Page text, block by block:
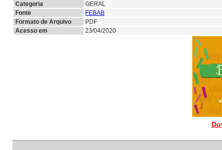
Categoria
GERAL
Fonte
FEBAB
Formato de Arquivo
PDF
Acesso em
23/04/2020